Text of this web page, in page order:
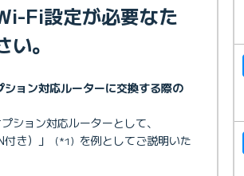
Fi設定が必要なた
。
ョン対応ルーターに交換する際の
ション対応ルーターとして、
き）」
（*1） を例としてご説明いた